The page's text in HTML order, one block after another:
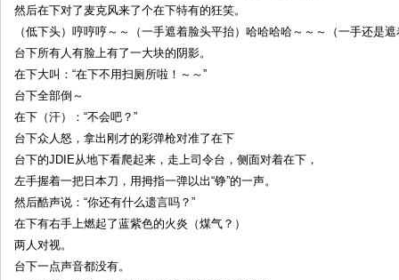
然后在下对了麦克风来了个在下特有的狂笑。
（低下头）哼哼哼～～（一手遮着脸头平抬）哈哈哈哈～～～（一手还是
台下所有人有脸上有了一大块的阴影。
在下大叫：“在下不用扫厕所啦！～～”
台下全部倒～
在下（汗）：“不会吧？”
台下众人怒，拿出刚才的彩弹枪对准了在下
台下的JDIE从地下看爬起来，走上司令台，侧面对着在下，
左手握着一把日本刀，用拇指一弹以出“铮”的一声。
然后酷声说：“你还有什么遗言吗？”
在下有右手上燃起了蓝紫色的火炎（煤气？）
两人对视。
台下一点声音都没有。